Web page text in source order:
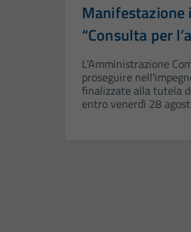
Manifestazione
“Consulta per
L'Amministrazione
proseguire
finalizzate alla tutela
entro venerdì 28